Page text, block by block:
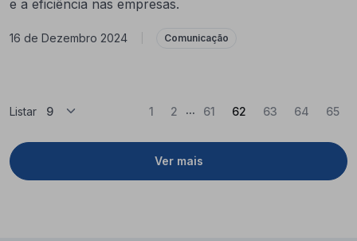
e a eficiência nas empresas.
16 de Dezembro 2024 Comunicação
Listar
Ver mais
1 2 ... 61 62 (Atual)
63 64 65